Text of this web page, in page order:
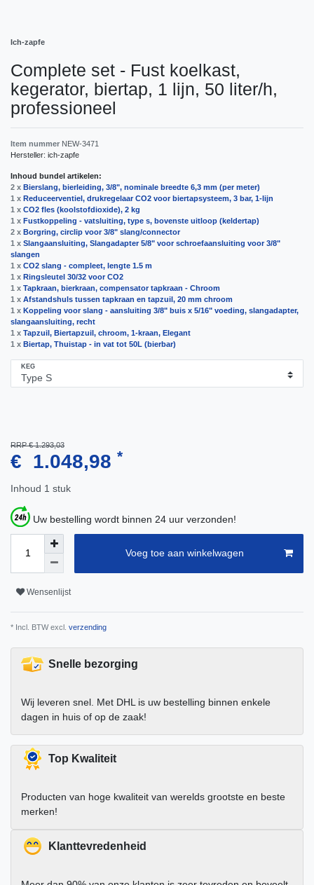
Ich-zapfe
Complete set - Fust koelkast,
kegerator, biertap, 1 lijn, 50 liter/h,
professioneel
Item nummer NEW-3471
Hersteller: ich-zapfe
Inhoud bundel artikelen:
2 x Bierslang, bierleiding, 3/8", nominale breedte 6,3 mm (per meter)
1 x Reduceerventiel, drukregelaar CO2 voor biertapsysteem, 3 bar, 1-lijn
1 x CO2 fles (koolstofdioxide), 2 kg
1 x Fustkoppeling - vatsluiting, type s, bovenste uitloop (keldertap)
2 x Borgring, сirclip voor 3/8" slang/connector
1 x Slangaansluiting, Slangadapter 5/8" voor schroefaansluiting voor 3/8"
slangen
1 x CO2 slang - compleet, lengte 1.5 m
1 x Ringsleutel 30/32 voor CO2
1 x Tapkraan, bierkraan, compensator tapkraan - Chroom
1 x Afstandshuls tussen tapkraan en tapzuil, 20 mm chroom
1 x Koppeling voor slang - aansluiting 3/8" buis x 5/16" voeding, slangadapter,
slangaansluiting, recht
1 x Tapzuil, Biertapzuil, chroom, 1-kraan, Elegant
1 x Biertap, Thuistap - in vat tot 50L (bierbar)
KEG
RRP € 1.293,03
€ 1.048,98 *
Inhoud 1 stuk
Uw bestelling wordt binnen 24 uur verzonden!
Voeg toe aan winkelwagen
Wensenlijst
* Incl. BTW excl. verzending
Snelle bezorging
Wij leveren snel. Met DHL is uw bestelling binnen enkele
dagen in huis of op de zaak!
Top Kwaliteit
Producten van hoge kwaliteit van werelds grootste en beste
merken!
Klanttevredenheid